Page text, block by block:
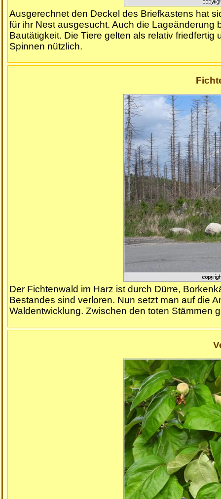
Ausgerechnet den Deckel des Briefkastens hat
für ihr Nest ausgesucht. Auch die Lageänderung
Bautätigkeit. Die Tiere gelten als relativ
Spinnen nützlich.
Der Fichtenwald im Harz ist durch Dürre,
Bestandes sind verloren. Nun setzt man auf die
Waldentwicklung. Zwischen den toten Stämmen